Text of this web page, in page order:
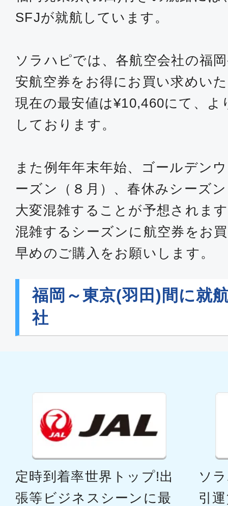
福岡
普通席
福岡
東京(
JAL312
普通席
福岡
11:55
東京(
JAL314
福岡
12:50
東京(
14:00
JAL320
福岡
16:00
東京(
SFJが就航しています。
ソラハピでは、各航空会社の福
安航空券をお得にお買い求めい
現在の最安値は¥10,460にて、
しております。
また例年年末年始、ゴールデン
ーズン（８月）、春休みシーズ
大変混雑することが予想されま
混雑するシーズンに航空券をお
早めのご購入をお願いします。
福岡～東京(羽田)間に就
社
定時到着率世界トップ!出
張等ビジネスシーンに最
ソ
引